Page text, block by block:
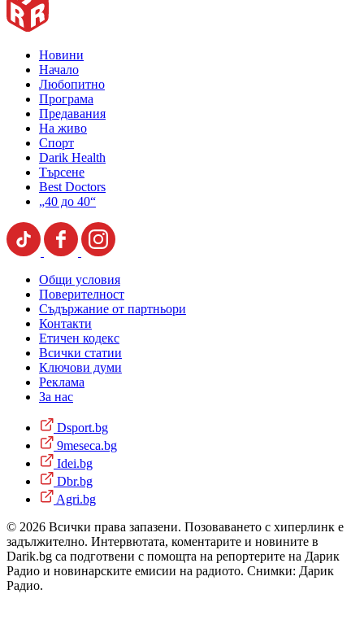
Новини
Начало
Любопитно
Програма
Предавания
На живо
Спорт
Darik Health
Търсене
Best Doctors
„40 до 40“
Общи условия
Поверителност
Съдържание от партньори
Контакти
Етичен кодекс
Всички статии
Ключови думи
Реклама
За нас
Dsport.bg
9meseca.bg
Idei.bg
Dbr.bg
Agri.bg
© 2026 Всички права запазени. Позоваването с хиперлинк е
задължително. Интервютата, коментарите и новините в
Darik.bg са подготвени с помощта на репортерите на Дарик
Радио и новинарските емисии на радиото. Снимки: Дарик
Радио.